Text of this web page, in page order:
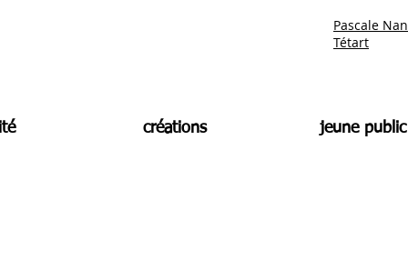
Pascale
Tétart
créations jeune public